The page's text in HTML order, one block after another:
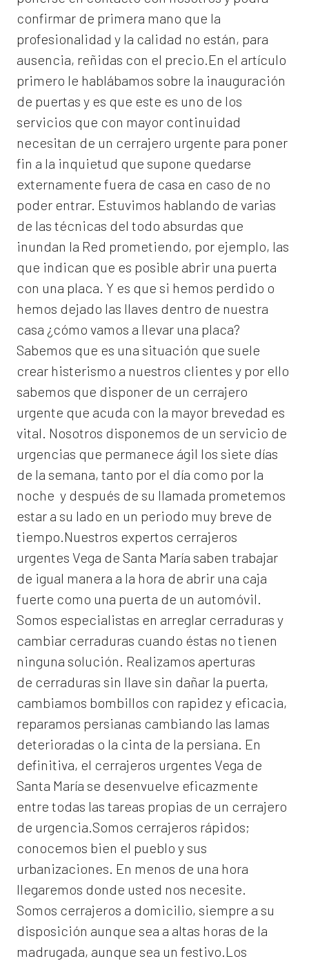
confirmar de primera mano que la
profesionalidad y la calidad no están, para
ausencia, reñidas con el precio.En el artículo
primero le hablábamos sobre la inauguración
de puertas y es que este es uno de los
servicios que con mayor continuidad
necesitan de un cerrajero urgente para poner
fin a la inquietud que supone quedarse
externamente fuera de casa en caso de no
poder entrar. Estuvimos hablando de varias
de las técnicas del todo absurdas que
inundan la Red prometiendo, por ejemplo, las
que indican que es posible abrir una puerta
con una placa. Y es que si hemos perdido o
hemos dejado las llaves dentro de nuestra
casa ¿cómo vamos a llevar una placa?
Sabemos que es una situación que suele
crear histerismo a nuestros clientes y por ello
sabemos que disponer de un cerrajero
urgente que acuda con la mayor brevedad es
vital. Nosotros disponemos de un servicio de
urgencias que permanece ágil los siete días
de la semana, tanto por el día como por la
noche y después de su llamada prometemos
estar a su lado en un periodo muy breve de
tiempo.Nuestros expertos cerrajeros
urgentes Vega de Santa María saben trabajar
de igual manera a la hora de abrir una caja
fuerte como una puerta de un automóvil.
Somos especialistas en arreglar cerraduras y
cambiar cerraduras cuando éstas no tienen
ninguna solución. Realizamos aperturas
de cerraduras sin llave sin dañar la puerta,
cambiamos bombillos con rapidez y eficacia,
reparamos persianas cambiando las lamas
deterioradas o la cinta de la persiana. En
definitiva, el cerrajeros urgentes Vega de
Santa María se desenvuelve eficazmente
entre todas las tareas propias de un cerrajero
de urgencia.Somos cerrajeros rápidos;
conocemos bien el pueblo y sus
urbanizaciones. En menos de una hora
llegaremos donde usted nos necesite.
Somos cerrajeros a domicilio, siempre a su
disposición aunque sea a altas horas de la
madrugada, aunque sea un festivo.Los